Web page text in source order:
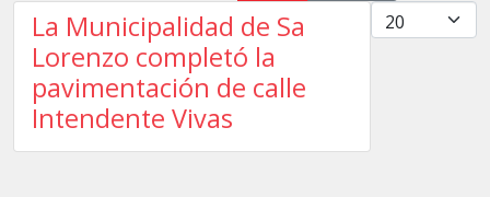
Cantidad
La Municipalidad de Sa
Lorenzo completó la
pavimentación de calle
Intendente Vivas